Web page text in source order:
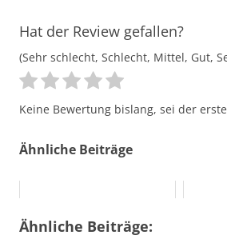
Hat der Review gefallen?
(Sehr schlecht, Schlecht, Mittel, Gut,
Keine Bewertung bislang, sei der
Ähnliche Beiträge
Ähnliche Beiträge: